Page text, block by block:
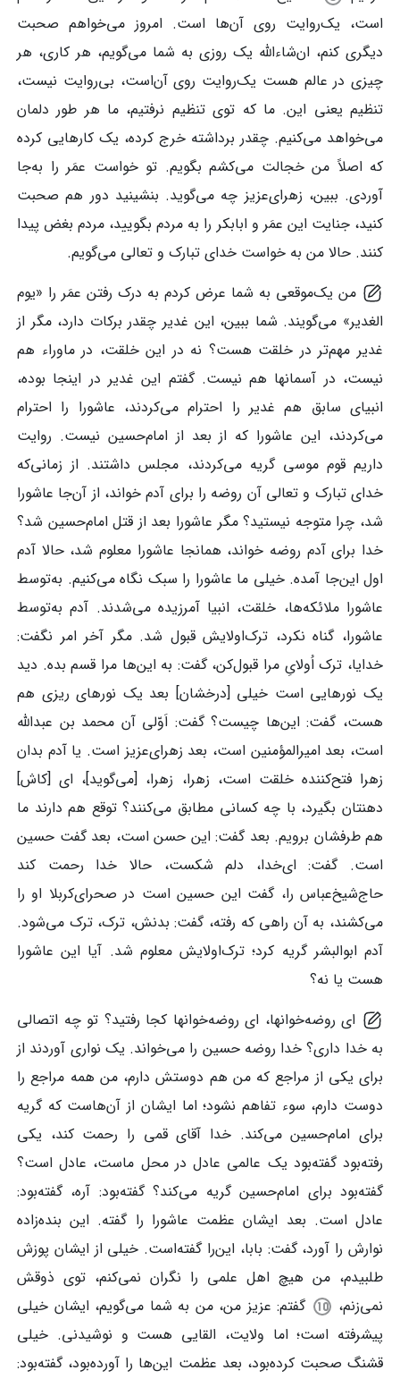
است، یک‌روایت روی آن‌ها است. امروز می‌خواهم صحبت
دیگری کنم، ان‌شاءالله یک روزی به شما می‌گویم، هر کاری، هر
چیزی در عالم هست یک‌روایت روی آن‌است، بی‌روایت نیست،
تنظیم یعنی این. ما که توی تنظیم نرفتیم، ما هر طور دلمان
می‌خواهد می‌کنیم. چقدر برداشته خرج کرده، یک کارهایی کرده
که اصلاً من خجالت می‌کشم بگویم. تو خواست عمَر را به‌جا
آوردی. ببین، زهرای‌عزیز چه می‌گوید. بنشینید دور هم صحبت
کنید، جنایت این عمَر و ابابکر را به مردم بگویید، مردم بغض پیدا
کنند. حالا من به خواست خدای تبارک و تعالی می‌گویم.
من یک‌موقعی به شما عرض کردم به درک رفتن عمَر را «یوم
الغدیر» می‌گویند. شما ببین، این غدیر چقدر برکات دارد، مگر از
غدیر مهم‌تر در خلقت هست؟ نه در این خلقت، در ماوراء هم
نیست، در آسمانها هم نیست. گفتم این غدیر در اینجا بوده،
انبیای سابق هم غدیر را احترام می‌کردند، عاشورا را احترام
می‌کردند، این عاشورا که از بعد از امام‌حسین نیست. روایت
داریم قوم موسی گریه می‌کردند، مجلس داشتند. از زمانی‌که
خدای تبارک و تعالی آن روضه را برای آدم خواند، از آن‌جا عاشورا
شد، چرا متوجه نیستید؟ مگر عاشورا بعد از قتل امام‌حسین شد؟
خدا برای آدم روضه خواند، همانجا عاشورا معلوم شد، حالا آدم
اول این‌جا آمده. خیلی ما عاشورا را سبک نگاه می‌کنیم. به‌توسط
عاشورا ملائکه‌ها، خلقت، انبیا آمرزیده می‌شدند. آدم به‌توسط
عاشورا، گناه نکرد، ترک‌اولایش قبول شد. مگر آخر امر نگفت:
خدایا، ترک اُولایِ مرا قبول‌کن، گفت: به این‌ها مرا قسم بده. دید
یک نورهایی است خیلی [درخشان] بعد یک نورهای ریزی هم
هست، گفت: این‌ها چیست؟ گفت: اَوّلی آن محمد بن عبدالله
است، بعد امیرالمؤمنین است، بعد زهرای‌عزیز است. یا آدم بدان
زهرا فتح‌کننده خلقت است، زهرا، زهرا، [می‌گوید]، ای [کاش]
دهنتان بگیرد، با چه کسانی مطابق می‌کنند؟ توقع هم دارند ما
هم طرفشان برویم. بعد گفت: این حسن است، بعد گفت حسین
است. گفت: ای‌خدا، دلم شکست، حالا خدا رحمت کند
حاج‌شیخ‌عباس را، گفت این حسین است در صحرای‌کربلا او را
می‌کشند، به آن راهی که رفته، گفت: بدنش، ترک، ترک می‌شود.
آدم ابوالبشر گریه کرد؛ ترک‌اولایش معلوم شد. آیا این عاشورا
هست یا نه؟
ای روضه‌خوانها، ای روضه‌خوانها کجا رفتید؟ تو چه اتصالی
به خدا داری؟ خدا روضه حسین را می‌خواند. یک نواری آوردند از
برای یکی از مراجع که من هم دوستش دارم، من همه مراجع را
دوست دارم، سوء تفاهم نشود؛ اما ایشان از آن‌هاست که گریه
برای امام‌حسین می‌کند. خدا آقای قمی را رحمت کند، یکی
رفته‌بود گفته‌بود یک عالمی عادل در محل ماست، عادل است؟
گفته‌بود برای امام‌حسین گریه می‌کند؟ گفته‌بود: آره، گفته‌بود:
عادل است. بعد ایشان عظمت عاشورا را گفته. این بنده‌زاده
نوارش را آورد، گفت: بابا، این‌را گفته‌است. خیلی از ایشان پوزش
طلبیدم، من هیچ اهل علمی را نگران نمی‌کنم، توی ذوقش
نمی‌زنم،
گفتم: عزیز من، من به شما می‌گویم، ایشان خیلی
پیشرفته است؛ اما ولایت، القایی هست و نوشیدنی. خیلی
قشنگ صحبت کرده‌بود، بعد عظمت این‌ها را آورده‌بود، گفته‌بود: